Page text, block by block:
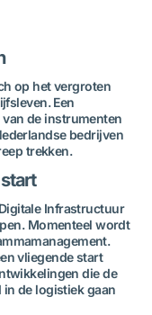
op het vergroten
Een
de instrumenten
bedrijven
trekken.
Infrastructuur
Momenteel wordt
vliegende start
die de
de logistiek gaan